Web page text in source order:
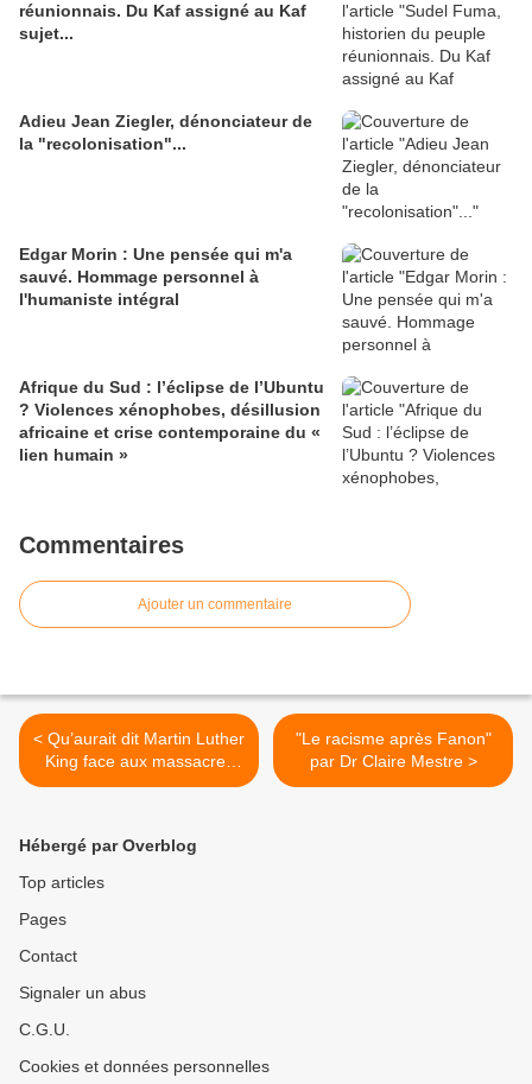
réunionnais. Du Kaf assigné au Kaf
sujet...
Adieu Jean Ziegler, dénonciateur de
la "recolonisation"...
Edgar Morin : Une pensée qui m'a
sauvé. Hommage personnel à
l'humaniste intégral
Afrique du Sud : l’éclipse de l’Ubuntu
? Violences xénophobes, désillusion
africaine et crise contemporaine du «
lien humain »
Commentaires
Ajouter un commentaire
< Qu’aurait dit Martin Luther
King face aux massacres
de masse...
"Le racisme après Fanon"
par Dr Claire Mestre >
Hébergé par Overblog
Top articles
Pages
Contact
Signaler un abus
C.G.U.
Cookies et données personnelles